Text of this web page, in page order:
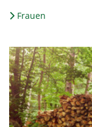
Frauen